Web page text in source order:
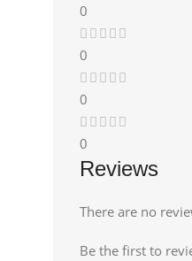
0
0
0
0
Reviews
There are no
Be the first to